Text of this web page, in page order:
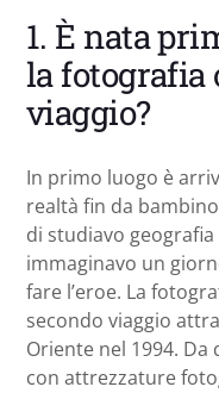
1. È nata
la fotografia
viaggio?
In primo luogo è
realtà fin da
di studiavo
immaginavo un
fare l’eroe. La
secondo viaggio
Oriente nel 1994.
con attrezzature